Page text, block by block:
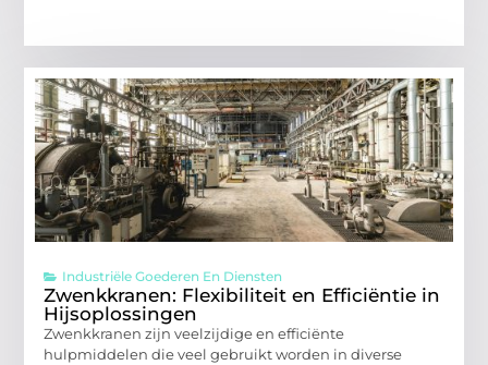
Industriële Goederen En Diensten
Zwenkkranen: Flexibiliteit en Efficiëntie in
Hijsoplossingen
Zwenkkranen zijn veelzijdige en efficiënte
hulpmiddelen die veel gebruikt worden in diverse